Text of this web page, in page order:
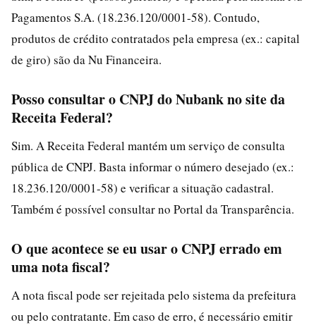
Pagamentos S.A. (18.236.120/0001-58). Contudo,
produtos de crédito contratados pela empresa (ex.: capital
de giro) são da Nu Financeira.
Posso consultar o CNPJ do Nubank no site da
Receita Federal?
Sim. A Receita Federal mantém um serviço de consulta
pública de CNPJ. Basta informar o número desejado (ex.:
18.236.120/0001-58) e verificar a situação cadastral.
Também é possível consultar no Portal da Transparência.
O que acontece se eu usar o CNPJ errado em
uma nota fiscal?
A nota fiscal pode ser rejeitada pelo sistema da prefeitura
ou pelo contratante. Em caso de erro, é necessário emitir